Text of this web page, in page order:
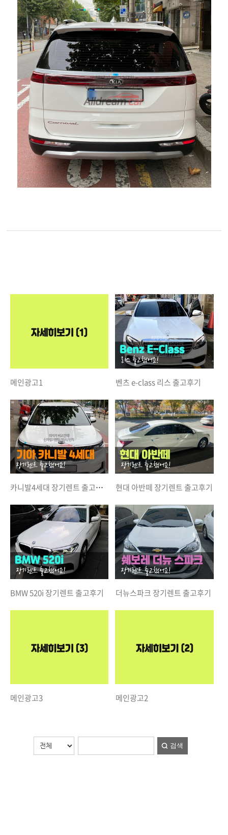
메인광고1 벤츠 e-class 리스 출고후기
카니발4세대 장기렌트 출고후기 현대 아반떼 장기렌트 출고후기
BMW 520i 장기렌트 출고후기 더뉴스파크 장기렌트 출고후기
메인광고3 메인광고2
검색